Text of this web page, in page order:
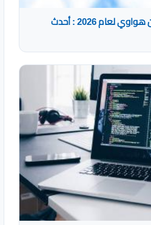
أفضل أجهزة اللاب توب من هواوي لعام 2026 : أحدث